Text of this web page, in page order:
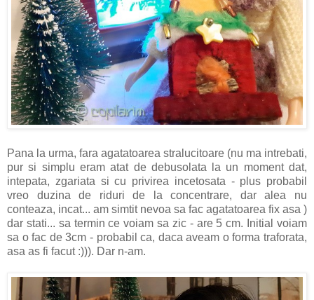
Pana la urma, fara agatatoarea stralucitoare (nu ma intrebati,
pur si simplu eram atat de debusolata la un moment dat,
intepata, zgariata si cu privirea incetosata - plus probabil
vreo duzina de riduri de la concentrare, dar alea nu
conteaza, incat... am simtit nevoa sa fac agatatoarea fix asa )
dar stati... sa termin ce voiam sa zic - are 5 cm. Initial voiam
sa o fac de 3cm - probabil ca, daca aveam o forma traforata,
asa as fi facut :))). Dar n-am.